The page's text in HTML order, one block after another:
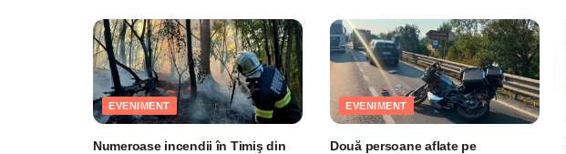
EVENIMENT
Numeroase incendii în Timiş din
EVENIMENT
Două persoane aflate pe